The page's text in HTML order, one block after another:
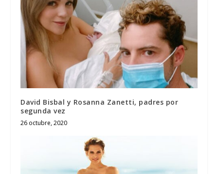
David Bisbal y Rosanna Zanetti, padres por
segunda vez
26 octubre, 2020